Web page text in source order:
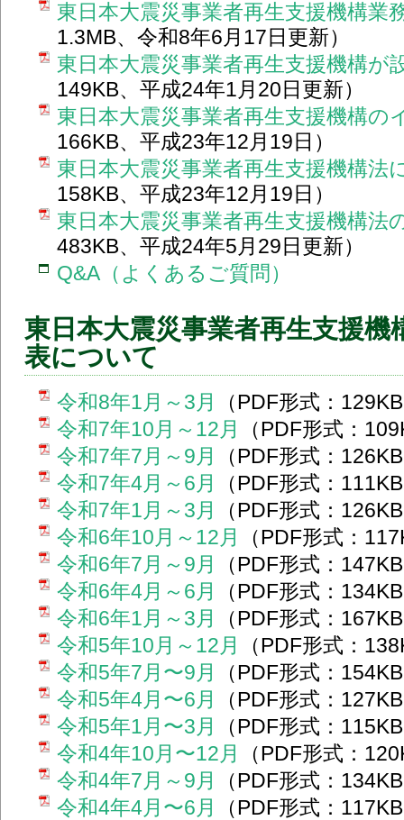
東日本大震災事業者再生支援機構業
1.3MB、令和8年6月17日更新）
東日本大震災事業者再生支援機構が
149KB、平成24年1月20日更新）
東日本大震災事業者再生支援機構の
166KB、平成23年12月19日）
東日本大震災事業者再生支援機構法
158KB、平成23年12月19日）
東日本大震災事業者再生支援機構法
483KB、平成24年5月29日更新）
Q&A（よくあるご質問）
東日本大震災事業者再生支援機
表について
令和8年1月～3月
（PDF形式：
令和7年10月～12月
（PDF形式：
令和7年7月～9月
（PDF形式：
令和7年4月～6月
（PDF形式：
令和7年1月～3月
（PDF形式：
令和6年10月～12月
（PDF形式：
令和6年7月～9月
（PDF形式：
令和6年4月～6月
（PDF形式：
令和6年1月～3月
（PDF形式：
令和5年10月～12月
（PDF形式：
令和5年7月〜9月
（PDF形式：
令和5年4月〜6月
（PDF形式：
令和5年1月〜3月
（PDF形式：
令和4年10月〜12月
（PDF形式：
令和4年7月～9月
（PDF形式：
令和4年4月〜6月
（PDF形式：